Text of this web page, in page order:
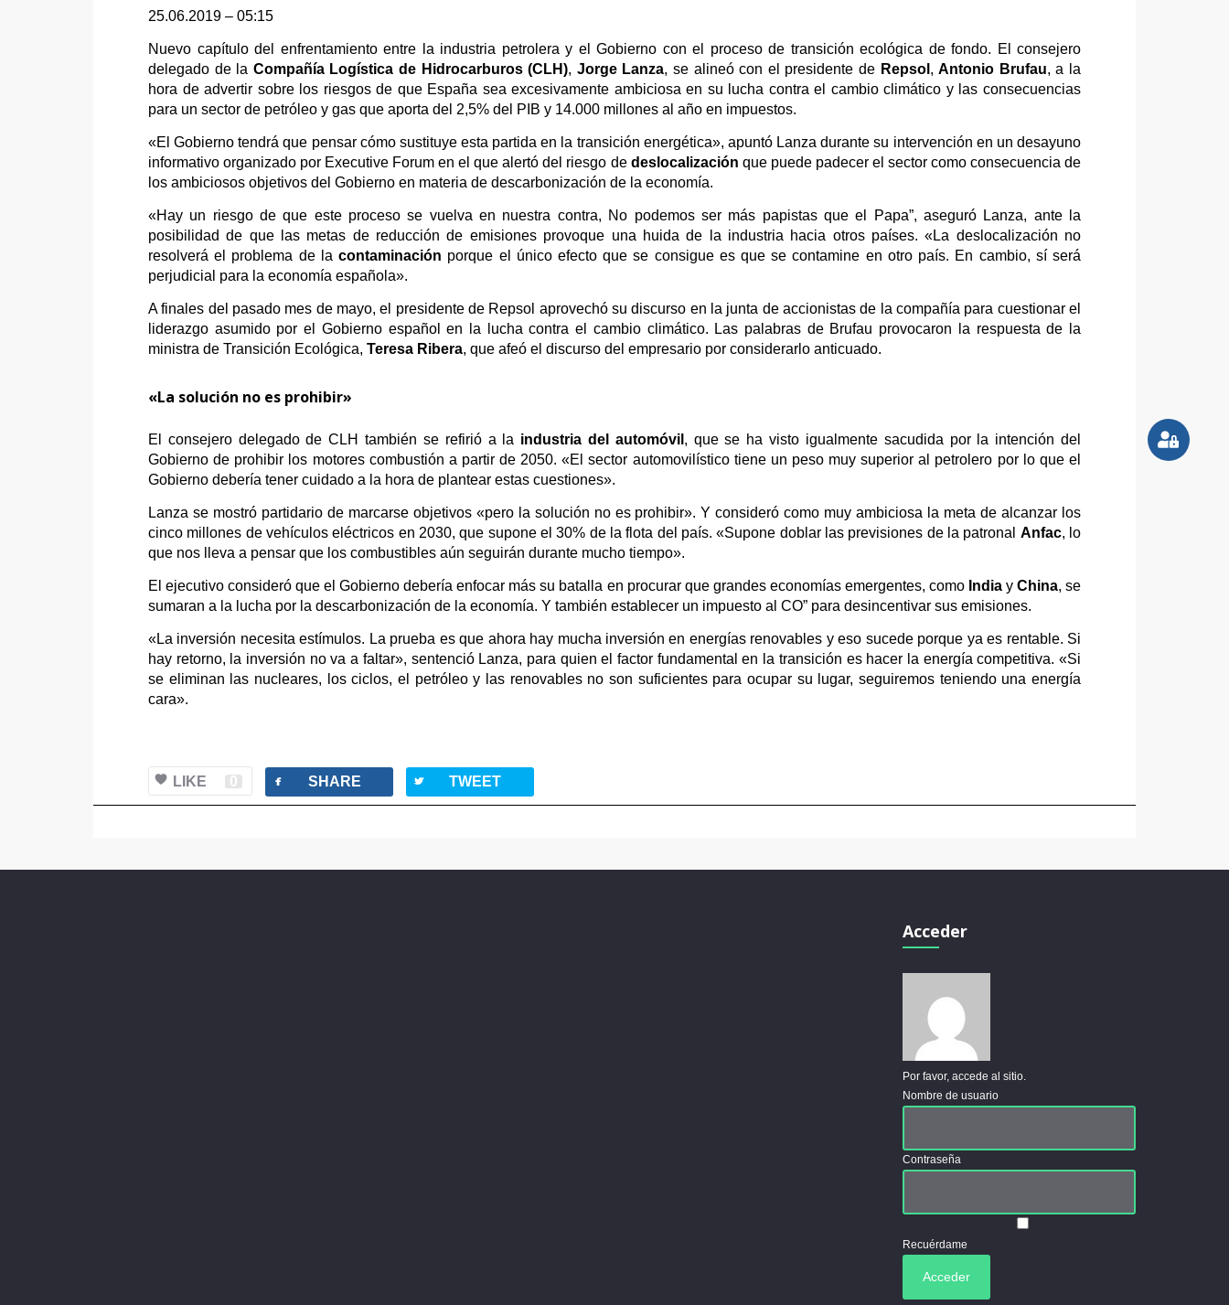
25.06.2019 – 05:15
Nuevo capítulo del enfrentamiento entre la industria petrolera y el Gobierno con el proceso de transición ecológica de fondo. El consejero
delegado de la Compañía Logística de Hidrocarburos (CLH), Jorge Lanza, se alineó con el presidente de Repsol ,Antonio Brufau, a la
hora de advertir sobre los riesgos de que España sea excesivamente ambiciosa en su lucha contra el cambio climático y las consecuencias
para un sector de petróleo y gas que aporta del 2,5% del PIB y 14.000 millones al año en impuestos.
«El Gobierno tendrá que pensar cómo sustituye esta partida en la transición energética», apuntó Lanza durante su intervención en un desayuno
informativo organizado por Executive Forum en el que alertó del riesgo de deslocalización que puede padecer el sector como consecuencia de
los ambiciosos objetivos del Gobierno en materia de descarbonización de la economía.
«Hay un riesgo de que este proceso se vuelva en nuestra contra, No podemos ser más papistas que el Papa”, aseguró Lanza, ante la
posibilidad de que las metas de reducción de emisiones provoque una huida de la industria hacia otros países. «La deslocalización no
resolverá el problema de lacontaminación porque el único efecto que se consigue es que se contamine en otro país. En cambio, sí será
perjudicial para la economía española».
A finales del pasado mes de mayo, el presidente de Repsol aprovechó su discurso en la junta de accionistas de la compañía para cuestionar el
liderazgo asumido por el Gobierno español en la lucha contra el cambio climático. Las palabras de Brufau provocaron la respuesta de la
ministra de Transición Ecológica, Teresa Ribera, que afeó el discurso del empresario por considerarlo anticuado.
«La solución no es prohibir»
El consejero delegado de CLH también se refirió a la industria del automóvil , que se ha visto igualmente sacudida por la intención del
Gobierno de prohibir los motores combustión a partir de 2050. «El sector automovilístico tiene un peso muy superior al petrolero por lo que el
Gobierno debería tener cuidado a la hora de plantear estas cuestiones».
Lanza se mostró partidario de marcarse objetivos «pero la solución no es prohibir». Y consideró como muy ambiciosa la meta de alcanzar los
cinco millones de vehículos eléctricos en 2030, que supone el 30% de la flota del país. «Supone doblar las previsiones de la patronal Anfac, lo
que nos lleva a pensar que los combustibles aún seguirán durante mucho tiempo».
El ejecutivo consideró que el Gobierno debería enfocar más su batalla en procurar que grandes economías emergentes, como Indiay China, se
sumaran a la lucha por la descarbonización de la economía. Y también establecer un impuesto al CO” para desincentivar sus emisiones.
«La inversión necesita estímulos. La prueba es que ahora hay mucha inversión en energías renovables y eso sucede porque ya es rentable. Si
hay retorno, la inversión no va a faltar», sentenció Lanza, para quien el factor fundamental en la transición es hacer la energía competitiva. «Si
se eliminan las nucleares, los ciclos, el petróleo y las renovables no son suficientes para ocupar su lugar, seguiremos teniendo una energía
cara».
LIKE 0 facebook SHARE twitterbird TWEET
Acceder
Por favor, accede al sitio.
Nombre de usuario
Contraseña
Recuérdame